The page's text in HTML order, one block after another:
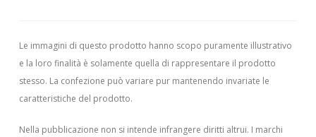
Le immagini di questo prodotto hanno scopo puramente illustrativo
e la loro finalità è solamente quella di rappresentare il prodotto
stesso. La confezione può variare pur mantenendo invariate le
caratteristiche del prodotto.
Nella pubblicazione non si intende infrangere diritti altrui. I marchi